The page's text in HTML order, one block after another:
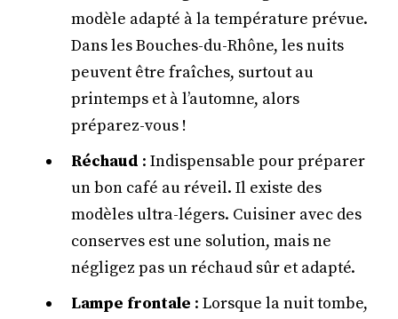
modèle adapté à la température prévue.
Dans les Bouches-du-Rhône, les nuits
peuvent être fraîches, surtout au
printemps et à l’automne, alors
préparez-vous !
Réchaud : Indispensable pour préparer
un bon café au réveil. Il existe des
modèles ultra-légers. Cuisiner avec des
conserves est une solution, mais ne
négligez pas un réchaud sûr et adapté.
Lampe frontale : Lorsque la nuit tombe,